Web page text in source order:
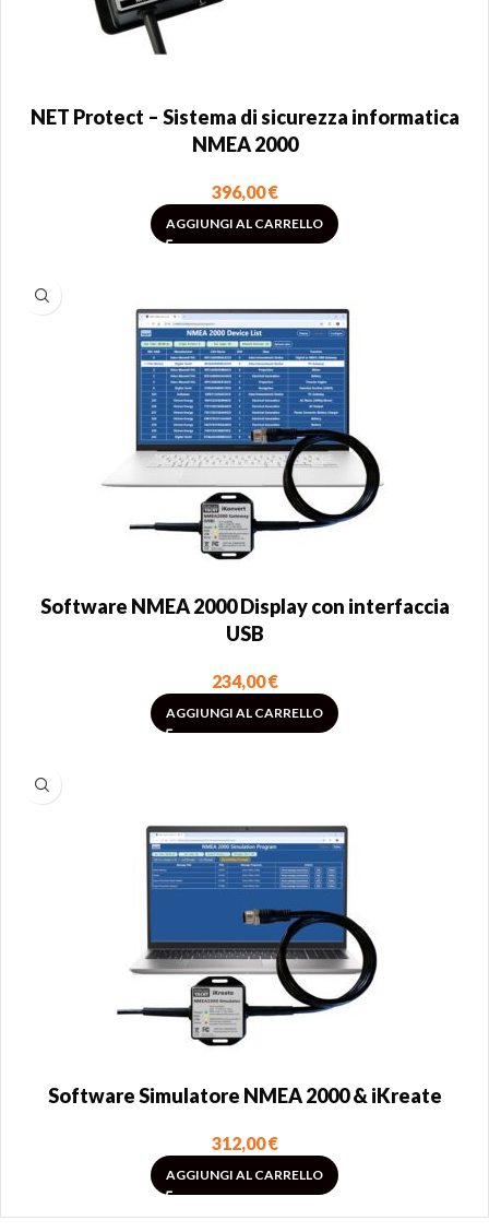
NET Protect – Sistema di sicurezza informatica
NMEA 2000
396,00€
AGGIUNGI AL CARRELLO
Software NMEA 2000 Display con interfaccia
USB
234,00€
AGGIUNGI AL CARRELLO
Software Simulatore NMEA 2000 & iKreate
312,00€
AGGIUNGI AL CARRELLO